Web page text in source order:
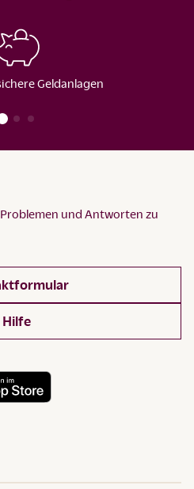
Geldanlagen
und Antworten zu
Hilfe